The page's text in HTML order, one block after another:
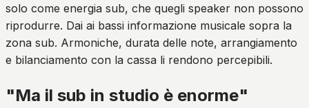
solo come energia sub, che quegli speaker non possono
riprodurre. Dai ai bassi informazione musicale sopra la
zona sub. Armoniche, durata delle note, arrangiamento
e bilanciamento con la cassa li rendono percepibili.
"Ma il sub in studio è enorme"